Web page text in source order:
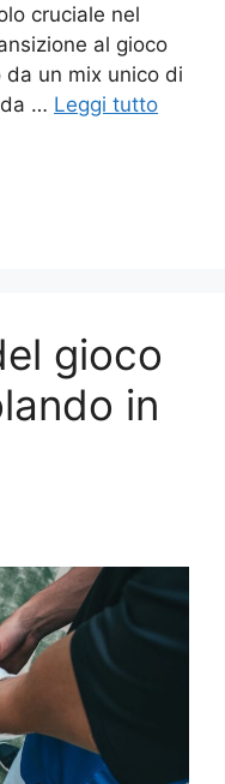
cruciale nel
al gioco
un mix unico di
… Leggi tutto
gioco
in